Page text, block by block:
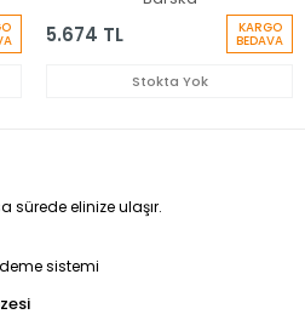
5.674 TL KARGO
BEDAVA
Stokta Yok
sürede elinize ulaşır.
sistemi